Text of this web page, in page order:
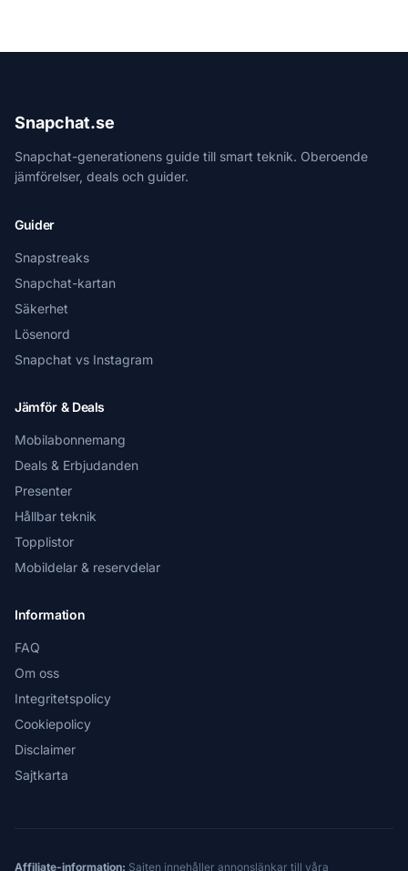
Snapchat.se
Snapchat-generationens guide till smart teknik. Oberoende
jämförelser, deals och guider.
Guider
Snapstreaks
Snapchat-kartan
Säkerhet
Lösenord
Snapchat vs Instagram
Jämför & Deals
Mobilabonnemang
Deals & Erbjudanden
Presenter
Hållbar teknik
Topplistor
Mobildelar & reservdelar
Information
FAQ
Om oss
Integritetspolicy
Cookiepolicy
Disclaimer
Sajtkarta
Affiliate-information: Sajten innehåller annonslänkar till våra